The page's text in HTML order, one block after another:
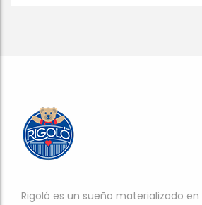
Rigoló es un sueño materializado